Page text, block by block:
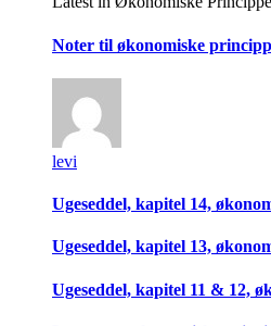
Noter til økonomiske
levi
Ugeseddel, kapitel 14,
Ugeseddel, kapitel 13,
Ugeseddel, kapitel 11 & 12,